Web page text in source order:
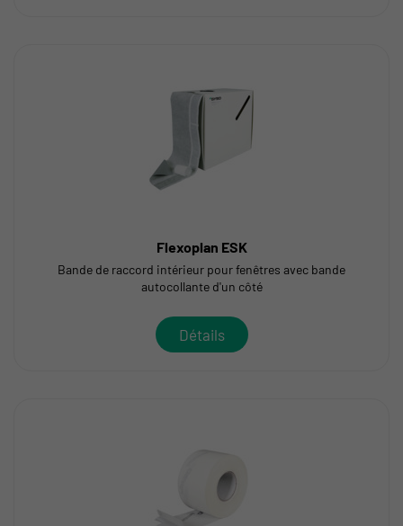
Flexoplan ESK
Bande de raccord intérieur pour fenêtres avec bande
autocollante d'un côté
Détails